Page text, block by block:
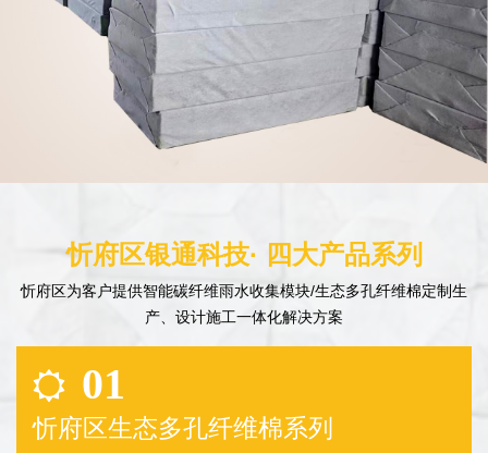
忻府区银通科技· 四大产品系列
忻府区为客户提供智能碳纤维雨水收集模块/生态多孔纤维棉定制生
产、设计施工一体化解决方案
01
忻府区生态多孔纤维棉系列